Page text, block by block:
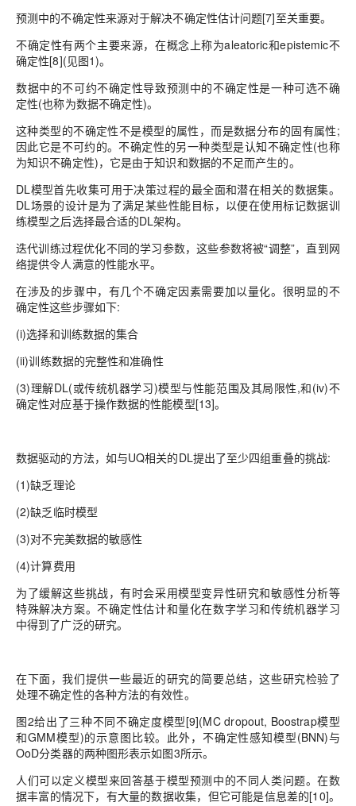
预测中的不确定性来源对于解决不确定性估计问题[7]至关重要。
不确定性有两个主要来源，在概念上称为aleatoric和epistemic不
确定性[8](见图1)。
数据中的不可约不确定性导致预测中的不确定性是一种可选不确
定性(也称为数据不确定性)。
这种类型的不确定性不是模型的属性，而是数据分布的固有属性;
因此它是不可约的。不确定性的另一种类型是认知不确定性(也称
为知识不确定性)，它是由于知识和数据的不足而产生的。
DL模型首先收集可用于决策过程的最全面和潜在相关的数据集。
DL场景的设计是为了满足某些性能目标，以便在使用标记数据训
练模型之后选择最合适的DL架构。
迭代训练过程优化不同的学习参数，这些参数将被“调整”，直到网
络提供令人满意的性能水平。
在涉及的步骤中，有几个不确定因素需要加以量化。很明显的不
确定性这些步骤如下:
(i)选择和训练数据的集合
(ii)训练数据的完整性和准确性
(3)理解DL(或传统机器学习)模型与性能范围及其局限性,和(iv)不
确定性对应基于操作数据的性能模型[13]。
数据驱动的方法，如与UQ相关的DL提出了至少四组重叠的挑战:
(1)缺乏理论
(2)缺乏临时模型
(3)对不完美数据的敏感性
(4)计算费用
为了缓解这些挑战，有时会采用模型变异性研究和敏感性分析等
特殊解决方案。不确定性估计和量化在数字学习和传统机器学习
中得到了广泛的研究。
在下面，我们提供一些最近的研究的简要总结，这些研究检验了
处理不确定性的各种方法的有效性。
图2给出了三种不同不确定度模型[9](MC dropout, Boostrap模型
和GMM模型)的示意图比较。此外，不确定性感知模型(BNN)与
OoD分类器的两种图形表示如图3所示。
人们可以定义模型来回答基于模型预测中的不同人类问题。在数
据丰富的情况下，有大量的数据收集，但它可能是信息差的[10]。